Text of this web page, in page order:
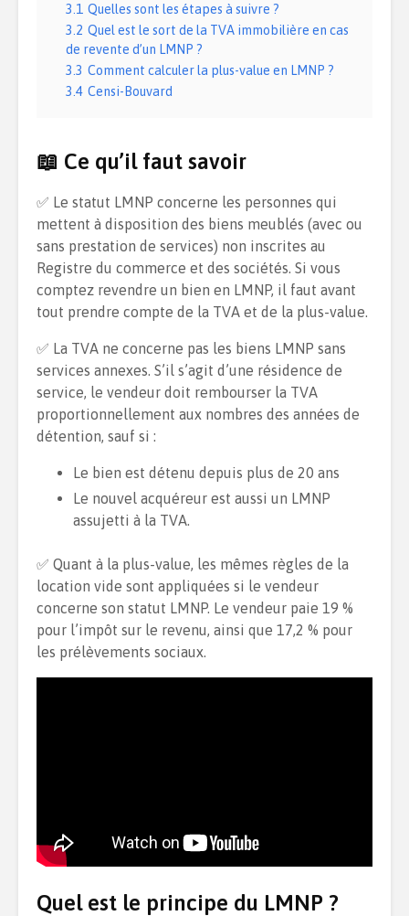
3.1 Quelles sont les étapes à suivre ?
3.2 Quel est le sort de la TVA immobilière en cas
de revente d’un LMNP ?
3.3 Comment calculer la plus-value en LMNP ?
3.4 Censi-Bouvard
📖 Ce qu’il faut savoir
✅ Le statut LMNP concerne les personnes qui
mettent à disposition des biens meublés (avec ou
sans prestation de services) non inscrites au
Registre du commerce et des sociétés. Si vous
comptez revendre un bien en LMNP, il faut avant
tout prendre compte de la TVA et de la plus-value.
✅ La TVA ne concerne pas les biens LMNP sans
services annexes. S’il s’agit d’une résidence de
service, le vendeur doit rembourser la TVA
proportionnellement aux nombres des années de
détention, sauf si :
Le bien est détenu depuis plus de 20 ans
Le nouvel acquéreur est aussi un LMNP
assujetti à la TVA.
✅ Quant à la plus-value, les mêmes règles de la
location vide sont appliquées si le vendeur
concerne son statut LMNP. Le vendeur paie 19 %
pour l’impôt sur le revenu, ainsi que 17,2 % pour
les prélèvements sociaux.
Quel est le principe du LMNP ?